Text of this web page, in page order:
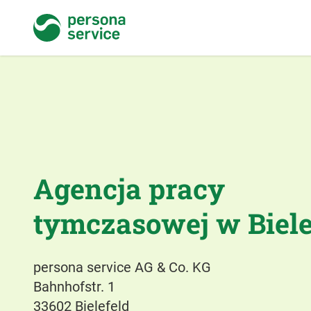
persona service
Agencja pracy
tymczasowej w
persona service AG & Co. KG
Bahnhofstr. 1
33602 Bielefeld